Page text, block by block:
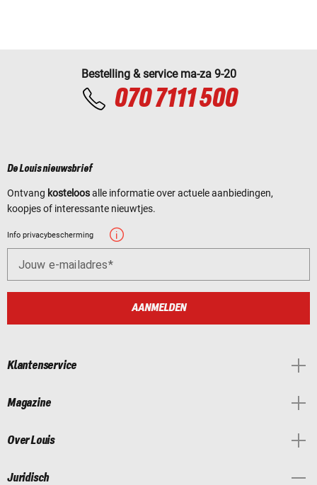
Bestelling & service ma-za 9-20
070 7111 500
De Louis nieuwsbrief
Ontvang kosteloosalle informatie over actuele aanbiedingen,
koopjes of interessante nieuwtjes.
Info privacybescherming
Jouw e-mailadres
AANMELDEN
Klantenservice
Magazine
Over Louis
Juridisch